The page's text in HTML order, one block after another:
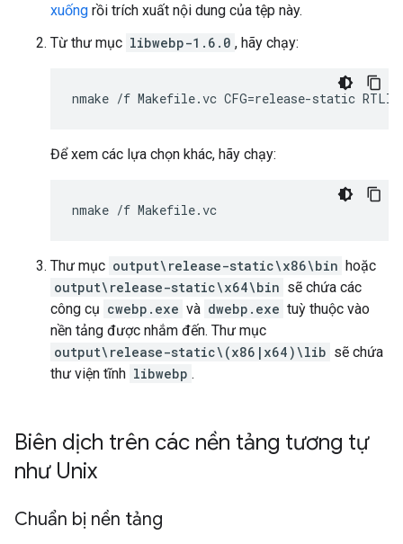
xuống rồi trích xuất nội dung của tệp này.
Từ thư mục libwebp-1.6.0 , hãy chạy:
Để xem các lựa chọn khác, hãy chạy:
Thư mục output\release-static\x86\bin hoặc
output\release-static\x64\bin sẽ chứa các
công cụ cwebp.exe và dwebp.exe tuỳ thuộc vào
nền tảng được nhắm đến. Thư mục
output\release-static\(x86|x64)\lib sẽ chứa
thư viện tĩnh libwebp .
Biên dịch trên các nền tảng tương tự
như Unix
Chuẩn bị nền tảng